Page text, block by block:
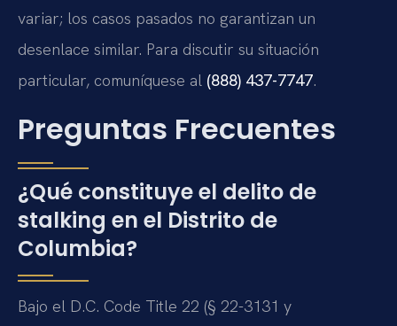
variar; los casos pasados no garantizan un
desenlace similar. Para discutir su situación
particular, comuníquese al (888) 437-7747.
Preguntas Frecuentes
¿Qué constituye el delito de
stalking en el Distrito de
Columbia?
Bajo el D.C. Code Title 22 (§ 22-3131 y